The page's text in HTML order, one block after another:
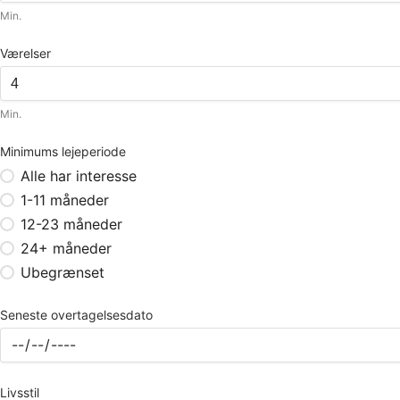
Min.
Værelser
Min.
Minimums lejeperiode
Alle har interesse
1-11 måneder
12-23 måneder
24+ måneder
Ubegrænset
Seneste overtagelsesdato
Livsstil